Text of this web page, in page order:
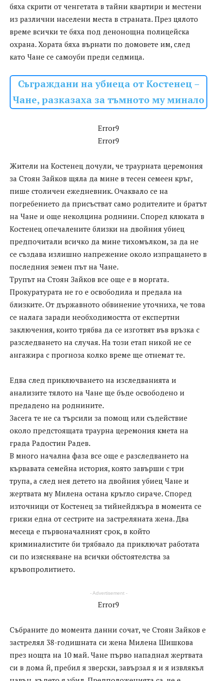
бяха скрити от ченгетата в тайни квартири и местени
из различни населени места в страната. През цялото
време всички те бяха под денонощна полицейска
охрана. Хората бяха върнати по домовете им, след
като Чане се самоуби преди седмица.
Съграждани на убиеца от Костенец –
Чане, разказаха за тъмното му минало
Error9
Error9
Жители на Костенец дочули, че траурната церемония
за Стоян Зайков щяла да мине в тесен семеен кръг,
пише столичен ежедневник. Очаквало се на
погребението да присъстват само родителите и братът
на Чане и още неколцина роднини. Според клюката в
Костенец опечалените близки на двойния убиец
предпочитали всичко да мине тихомълком, за да не
се създава излишно напрежение около изпращането в
последния земен път на Чане.
Трупът на Стоян Зайков все още е в моргата.
Прокуратурата не го е освободила и предала на
близките. От държавното обвинение уточниха, че това
се налага заради необходимостта от експертни
заключения, които трябва да се изготвят във връзка с
разследването на случая. На този етап никой не се
ангажира с прогноза колко време ще отнемат те.
Едва след приключването на изследванията и
анализите тялото на Чане ще бъде освободено и
предадено на роднините.
Засега те не са търсили за помощ или съдействие
около предстоящата траурна церемония кмета на
града Радостин Радев.
В много начална фаза все още е разследването на
кървавата семейна история, която завърши с три
трупа, а след нея детето на двойния убиец Чане и
жертвата му Милена остана кръгло сираче. Според
източници от Костенец за тийнейджъра в момента се
грижи една от сестрите на застреляната жена. Два
месеца е първоначалният срок, в който
криминалистите би трябвало да приключат работата
си по изясняване на всички обстоятелства за
кръвопролитието.
- Advertisement -
Error9
Събраните до момента данни сочат, че Стоян Зайков е
застрелял 38-годишната си жена Милена Шишкова
през нощта на 10 май. Чане първо нападнал жертвата
си в дома й, пребил я зверски, завързал я и я извлякъл